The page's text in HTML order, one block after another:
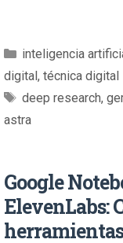
inteligencia
digital, técnica digital
deep research,
astra
Google
ElevenLabs: